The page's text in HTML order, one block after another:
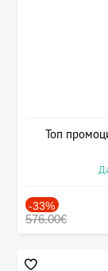
Топ
-33%
576.00€